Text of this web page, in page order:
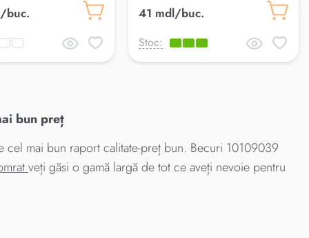
buc. 41 mdl/buc.
Stoc:
bun preț
cel mai bun raport calitate-preț bun. Becuri 10109039
veți găsi o gamă largă de tot ce aveți nevoie pentru